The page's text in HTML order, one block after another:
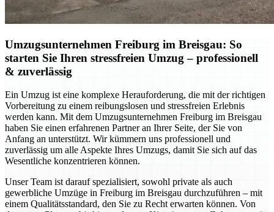
Umzugsunternehmen Freiburg im Breisgau: So
starten Sie Ihren stressfreien Umzug – professionell
& zuverlässig
Ein Umzug ist eine komplexe Herauforderung, die mit der richtigen
Vorbereitung zu einem reibungslosen und stressfreien Erlebnis
werden kann. Mit dem Umzugsunternehmen Freiburg im Breisgau
haben Sie einen erfahrenen Partner an Ihrer Seite, der Sie von
Anfang an unterstützt. Wir kümmern uns professionell und
zuverlässig um alle Aspekte Ihres Umzugs, damit Sie sich auf das
Wesentliche konzentrieren können.
Unser Team ist darauf spezialisiert, sowohl private als auch
gewerbliche Umzüge in Freiburg im Breisgau durchzuführen – mit
einem Qualitätsstandard, den Sie zu Recht erwarten können. Von